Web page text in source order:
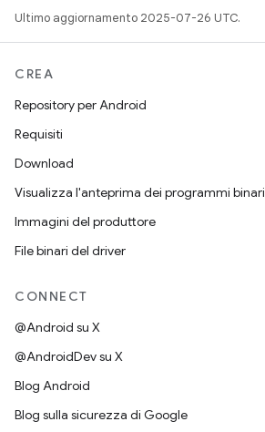
Ultimo aggiornamento 2025-07-26 UTC.
CREA
Repository per Android
Requisiti
Download
Visualizza l'anteprima dei programmi binari
Immagini del produttore
File binari del driver
CONNECT
@Android su X
@AndroidDev su X
Blog Android
Blog sulla sicurezza di Google